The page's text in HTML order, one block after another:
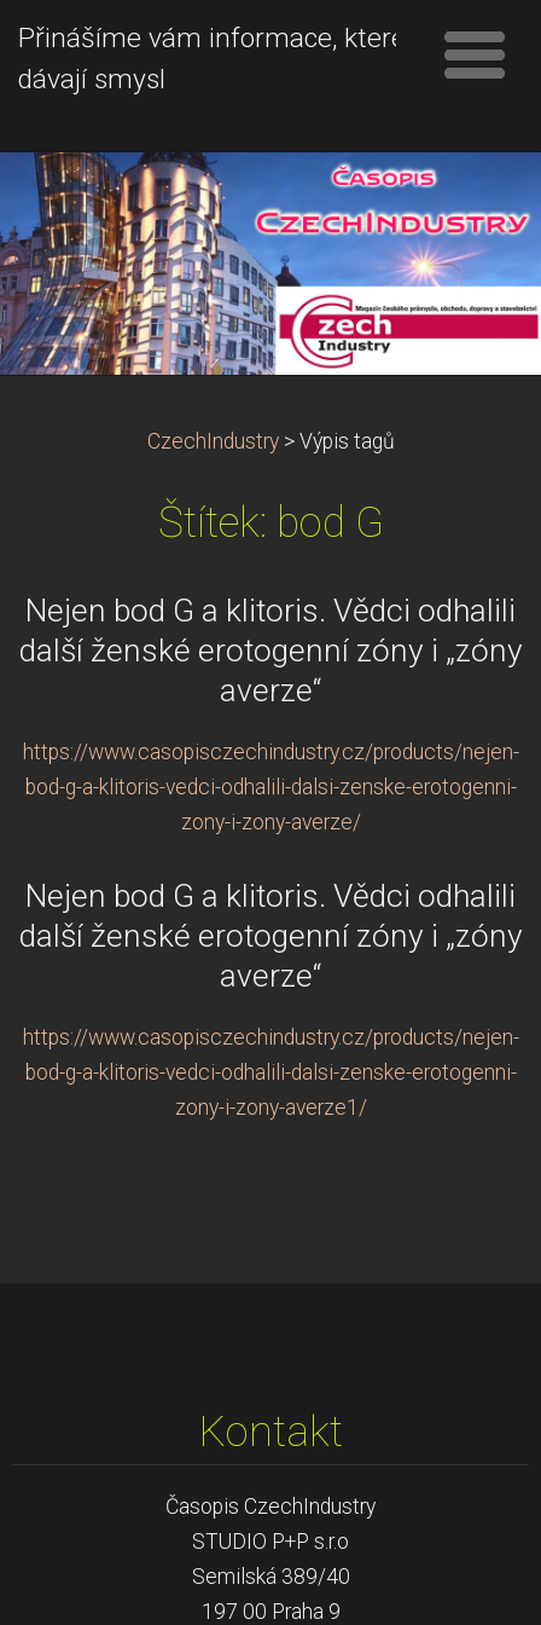
Přinášíme vám informace, které
dávají smysl
CzechIndustry > Výpis tagů
Štítek: bod G
Nejen bod G a klitoris. Vědci odhalili
další ženské erotogenní zóny i „zóny
averze“
https://www.casopisczechindustry.cz/products/nejen-
bod-g-a-klitoris-vedci-odhalili-dalsi-zenske-erotogenni-
zony-i-zony-averze/
Nejen bod G a klitoris. Vědci odhalili
další ženské erotogenní zóny i „zóny
averze“
https://www.casopisczechindustry.cz/products/nejen-
bod-g-a-klitoris-vedci-odhalili-dalsi-zenske-erotogenni-
zony-i-zony-averze1/
Kontakt
Časopis CzechIndustry
STUDIO P+P s.r.o
Semilská 389/40
197 00 Praha 9